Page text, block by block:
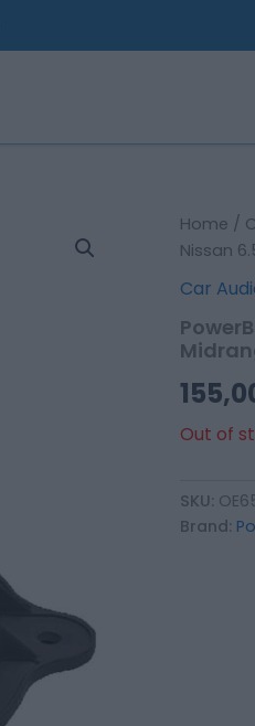
Home /
Nissan
Car
Out of
SKU:
Brand: